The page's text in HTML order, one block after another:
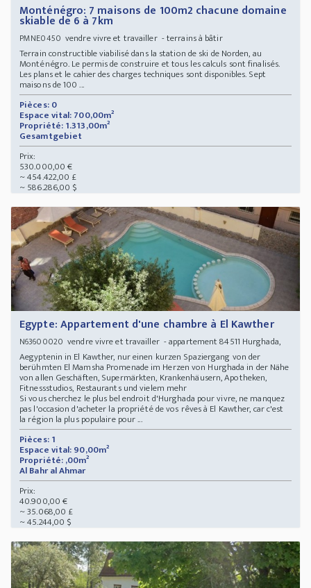
Monténégro: 7 maisons de 100m2 chacune domaine
skiable de 6 à 7km
PMNE0450 vendre vivre et travailler - terrains à bâtir
Terrain constructible viabilisé dans la station de ski de Norden, au
Monténégro. Le permis de construire et tous les calculs sont finalisés.
Les plans et le cahier des charges techniques sont disponibles. Sept
maisons de 100 ...
Pièces: 0
Espace vital: 700,00m²
Propriété: 1.313,00m²
Gesamtgebiet
Prix:
530.000,00 €
~ 454.422,00 £
~ 586.286,00 $
Egypte: Appartement d'une chambre à El Kawther
N63600020 vendre vivre et travailler - appartement 84511 Hurghada,
Aegyptenin in El Kawther, nur einen kurzen Spaziergang von der
berühmten El Mamsha Promenade im Herzen von Hurghada in der Nähe
von allen Geschäften, Supermärkten, Krankenhäusern, Apotheken,
Fitnessstudios, Restaurants und vielem mehr
Si vous cherchez le plus bel endroit d'Hurghada pour vivre, ne manquez
pas l'occasion d'acheter la propriété de vos rêves à El Kawther, car c'est
la région la plus populaire pour ...
Pièces: 1
Espace vital: 90,00m²
Propriété: ,00m²
Al Bahr al Ahmar
Prix:
40.900,00 €
~ 35.068,00 £
~ 45.244,00 $